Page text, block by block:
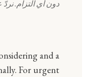
دون أي التزام.
and a
For urgent